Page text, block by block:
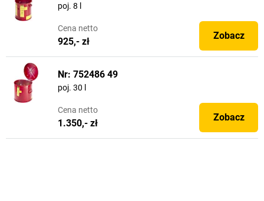
poj. 8 l
Cena netto
925,- zł
Zobacz
Nr: 752486 49
poj. 30 l
Cena netto
1.350,- zł
Zobacz